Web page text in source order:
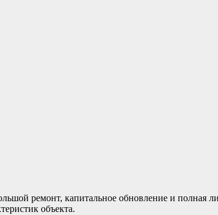
ремонт, капитальное обновление и полная
объекта.